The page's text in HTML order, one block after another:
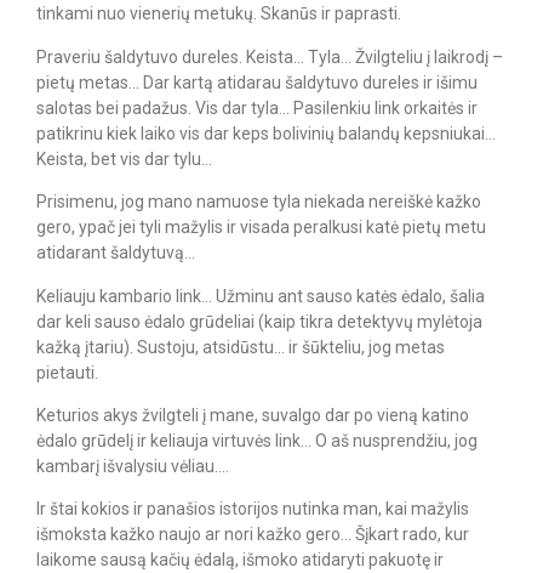
tinkami nuo vienerių metukų. Skanūs ir paprasti.
Praveriu šaldytuvo dureles. Keista… Tyla… Žvilgteliu į laikrodį –
pietų metas… Dar kartą atidarau šaldytuvo dureles ir išimu
salotas bei padažus. Vis dar tyla… Pasilenkiu link orkaitės ir
patikrinu kiek laiko vis dar keps bolivinių balandų kepsniukai…
Keista, bet vis dar tylu…
Prisimenu, jog mano namuose tyla niekada nereiškė kažko
gero, ypač jei tyli mažylis ir visada peralkusi katė pietų metu
atidarant šaldytuvą…
Keliauju kambario link… Užminu ant sauso katės ėdalo, šalia
dar keli sauso ėdalo grūdeliai (kaip tikra detektyvų mylėtoja
kažką įtariu). Sustoju, atsidūstu… ir šūkteliu, jog metas
pietauti.
Keturios akys žvilgteli į mane, suvalgo dar po vieną katino
ėdalo grūdelį ir keliauja virtuvės link… O aš nusprendžiu, jog
kambarį išvalysiu vėliau….
Ir štai kokios ir panašios istorijos nutinka man, kai mažylis
išmoksta kažko naujo ar nori kažko gero… Šįkart rado, kur
laikome sausą kačių ėdalą, išmoko atidaryti pakuotę ir